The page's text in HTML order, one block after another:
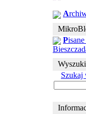
A
P
Szukaj